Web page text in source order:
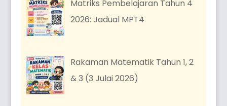
Matriks Pembelajaran Tahun 4
2026: Jadual MPT4
Rakaman Matematik Tahun 1, 2
& 3 (3 Julai 2026)